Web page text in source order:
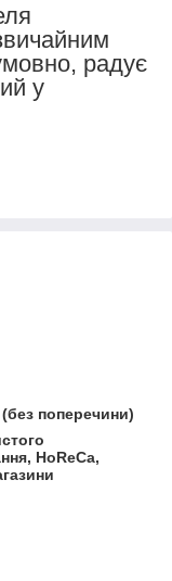
радує
у
поперечини)
HoReCa,